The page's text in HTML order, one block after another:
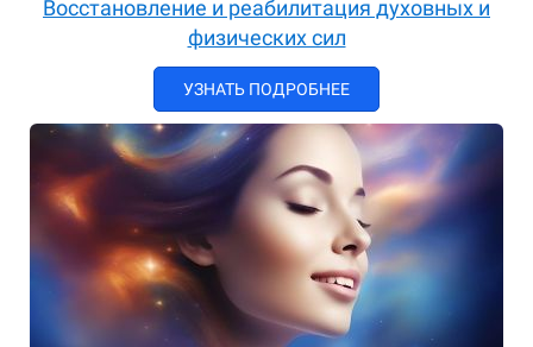
Восстановление и реабилитация духовных и
физических сил
УЗНАТЬ ПОДРОБНЕЕ